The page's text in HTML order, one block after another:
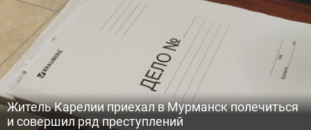
Житель Карелии приехал в Мурманск полечиться
и совершил ряд преступлений